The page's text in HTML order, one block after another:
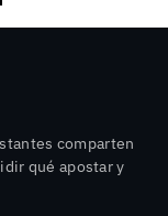
comparten
qué apostar y